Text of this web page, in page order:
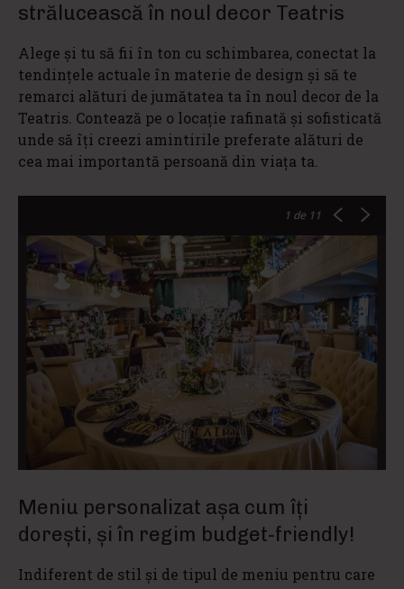
strălucească în noul decor Teatris
Alege și tu să fii în ton cu schimbarea, conectat la
tendințele actuale în materie de design și să te
remarci alături de jumătatea ta în noul decor de la
Teatris. Contează pe o locație rafinată și sofisticată
unde să îți creezi amintirile preferate alături de
cea mai importantă persoană din viața ta.
1 de 11
Meniu personalizat așa cum îți
dorești, și în regim budget-friendly!
Indiferent de stil și de tipul de meniu pentru care